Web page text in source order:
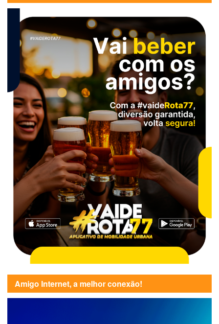
Amigo Internet, a melhor conexão!